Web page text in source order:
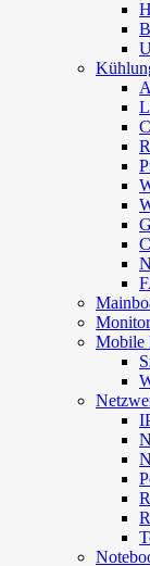
Mobile